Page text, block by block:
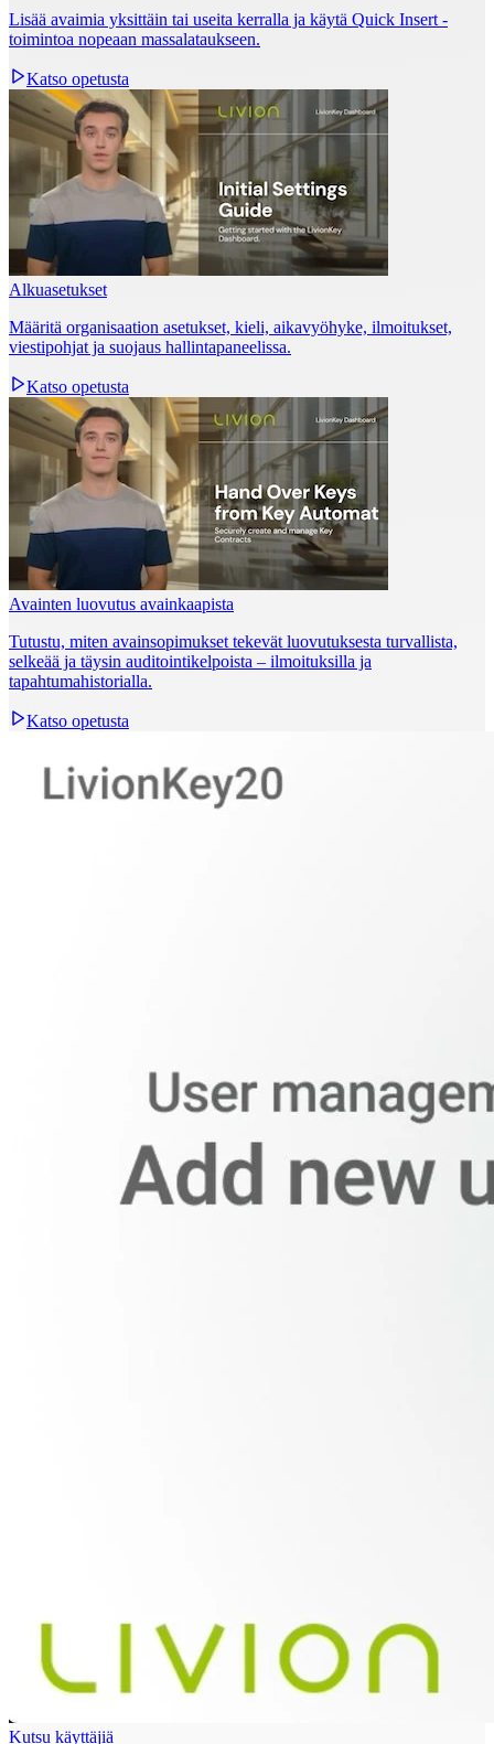
Lisää avaimia yksittäin tai useita kerralla ja käytä Quick Insert -
toimintoa nopeaan massalataukseen.
Katso opetusta
Alkuasetukset
Määritä organisaation asetukset, kieli, aikavyöhyke, ilmoitukset,
viestipohjat ja suojaus hallintapaneelissa.
Katso opetusta
Avainten luovutus avainkaapista
Tutustu, miten avainsopimukset tekevät luovutuksesta turvallista,
selkeää ja täysin auditointikelpoista – ilmoituksilla ja
tapahtumahistorialla.
Katso opetusta
Kutsu käyttäjiä